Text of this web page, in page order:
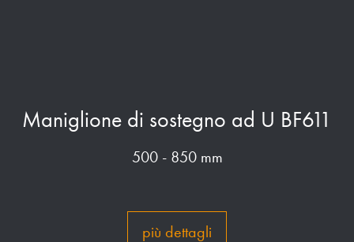
Maniglione di sostegno ad U BF611
500 - 850 mm
più dettagli